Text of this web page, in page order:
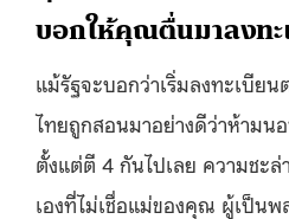
บอกให้คุณตื่นมาลงท
แม้รัฐจะบอกว่าเริ่มลงทะเบีย
ไทยถูกสอนมาอย่างดีว่าห้าม
ตั้งแต่ตี 4 กันไปเลย ความชะ
เองที่ไม่เชื่อแม่ของคุณ ผู้เป็นพ